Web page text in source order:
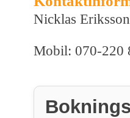
Nicklas Eriksson
Mobil: 070-220